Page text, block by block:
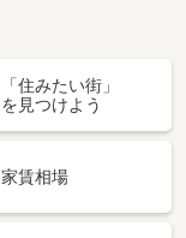
「住みたい街」
を見つけよう
家賃相場